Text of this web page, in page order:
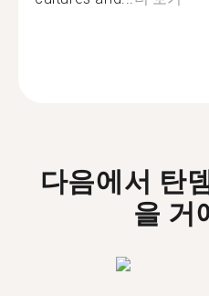
다음에서 탄
을 거